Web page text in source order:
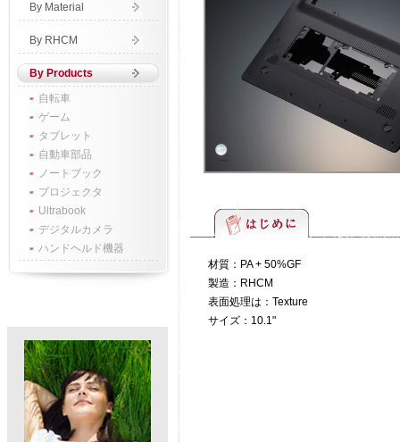
By Material
By RHCM
By Products
自転車
ゲーム
タブレット
自動車部品
ノートブック
プロジェクタ
Ultrabook
デジタルカメラ
ハンドヘルド機器
材質：PA + 50%GF
製造：RHCM
表面処理は：Texture
サイズ：10.1"